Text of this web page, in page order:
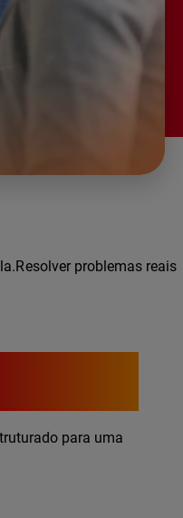
problemas reais
para uma